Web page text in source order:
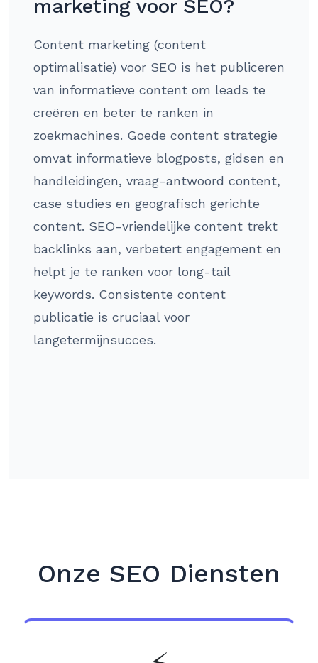
marketing voor SEO?
Content marketing (content
optimalisatie) voor SEO is het publiceren
van informatieve content om leads te
creëren en beter te ranken in
zoekmachines. Goede content strategie
omvat informatieve blogposts, gidsen en
handleidingen, vraag-antwoord content,
case studies en geografisch gerichte
content. SEO-vriendelijke content trekt
backlinks aan, verbetert engagement en
helpt je te ranken voor long-tail
keywords. Consistente content
publicatie is cruciaal voor
langetermijnsucces.
Onze SEO Diensten